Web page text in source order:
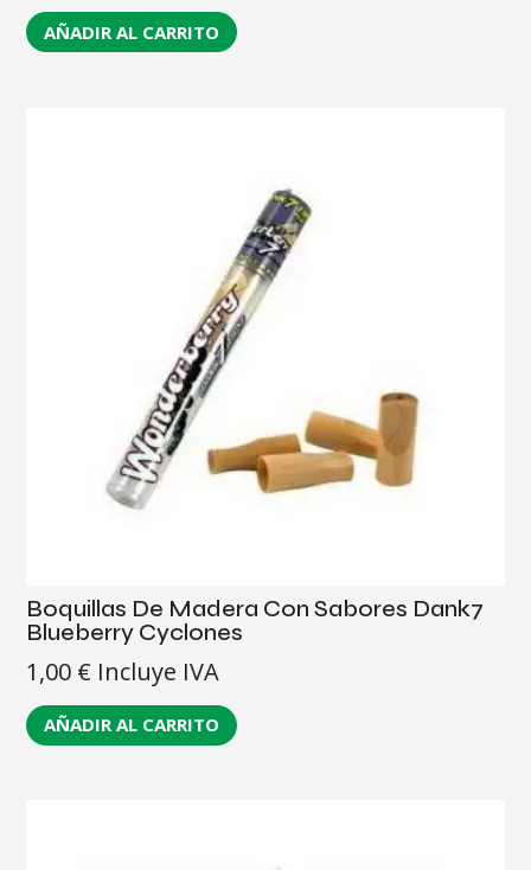
AÑADIR AL CARRITO
Boquillas De Madera Con Sabores Dank7
Blueberry Cyclones
1,00 € Incluye IVA
AÑADIR AL CARRITO